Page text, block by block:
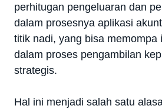
perhitugan pengeluaran dan
dalam prosesnya aplikasi
titik nadi, yang bisa memompa
dalam proses pengambilan
strategis.
Hal ini menjadi salah satu